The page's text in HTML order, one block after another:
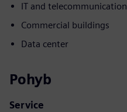
IT and telecommunication
Commercial buildings
Data center
Pohyb
Service